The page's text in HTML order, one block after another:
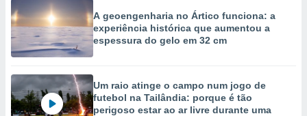
A geoengenharia no Ártico funciona: a
experiência histórica que aumentou a
espessura do gelo em 32 cm
Um raio atinge o campo num jogo de
futebol na Tailândia: porque é tão
perigoso estar ao ar livre durante uma